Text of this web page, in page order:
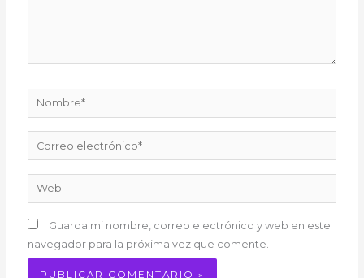
Nombre*
Correo
electrónico*
Web
Guarda mi nombre, correo electrónico y web en este
navegador para la próxima vez que comente.